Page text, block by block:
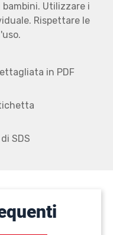
Utilizzare i
Rispettare le
in PDF
SDS